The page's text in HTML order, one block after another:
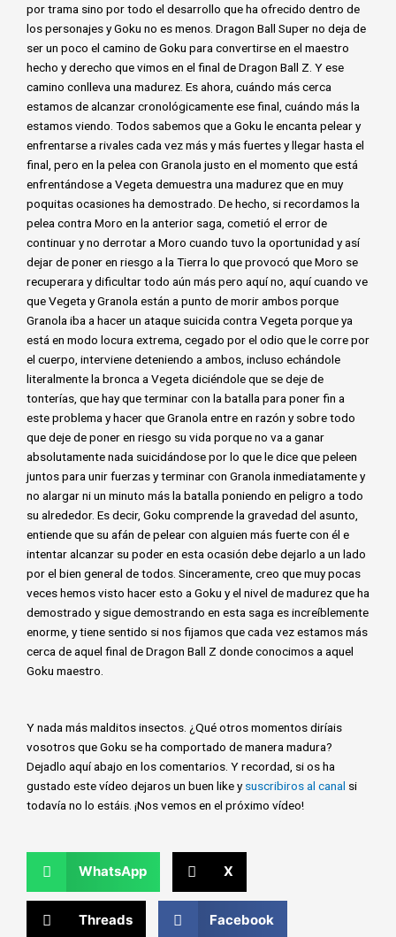
por trama sino por todo el desarrollo que ha ofrecido dentro de
los personajes y Goku no es menos. Dragon Ball Super no deja de
ser un poco el camino de Goku para convertirse en el maestro
hecho y derecho que vimos en el final de Dragon Ball Z. Y ese
camino conlleva una madurez. Es ahora, cuándo más cerca
estamos de alcanzar cronológicamente ese final, cuándo más la
estamos viendo. Todos sabemos que a Goku le encanta pelear y
enfrentarse a rivales cada vez más y más fuertes y llegar hasta el
final, pero en la pelea con Granola justo en el momento que está
enfrentándose a Vegeta demuestra una madurez que en muy
poquitas ocasiones ha demostrado. De hecho, si recordamos la
pelea contra Moro en la anterior saga, cometió el error de
continuar y no derrotar a Moro cuando tuvo la oportunidad y así
dejar de poner en riesgo a la Tierra lo que provocó que Moro se
recuperara y dificultar todo aún más pero aquí no, aquí cuando ve
que Vegeta y Granola están a punto de morir ambos porque
Granola iba a hacer un ataque suicida contra Vegeta porque ya
está en modo locura extrema, cegado por el odio que le corre por
el cuerpo, interviene deteniendo a ambos, incluso echándole
literalmente la bronca a Vegeta diciéndole que se deje de
tonterías, que hay que terminar con la batalla para poner fin a
este problema y hacer que Granola entre en razón y sobre todo
que deje de poner en riesgo su vida porque no va a ganar
absolutamente nada suicidándose por lo que le dice que peleen
juntos para unir fuerzas y terminar con Granola inmediatamente y
no alargar ni un minuto más la batalla poniendo en peligro a todo
su alrededor. Es decir, Goku comprende la gravedad del asunto,
entiende que su afán de pelear con alguien más fuerte con él e
intentar alcanzar su poder en esta ocasión debe dejarlo a un lado
por el bien general de todos. Sinceramente, creo que muy pocas
veces hemos visto hacer esto a Goku y el nivel de madurez que ha
demostrado y sigue demostrando en esta saga es increíblemente
enorme, y tiene sentido si nos fijamos que cada vez estamos más
cerca de aquel final de Dragon Ball Z donde conocimos a aquel
Goku maestro.
Y nada más malditos insectos. ¿Qué otros momentos diríais
vosotros que Goku se ha comportado de manera madura?
Dejadlo aquí abajo en los comentarios. Y recordad, si os ha
gustado este vídeo dejaros un buen like ysuscribiros al canal si
todavía no lo estáis. ¡Nos vemos en el próximo vídeo!
WhatsApp X
Threads Facebook